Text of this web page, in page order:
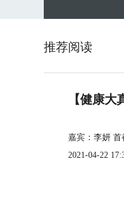
推荐阅读
【健康
嘉宾：李妍 首
2021-04-22